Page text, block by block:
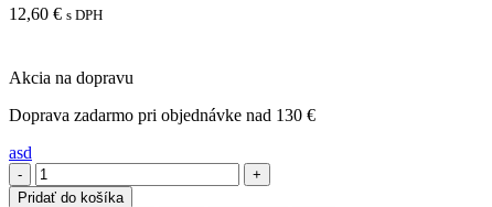
12,60 € s DPH
Akcia na dopravu
Doprava zadarmo pri objednávke nad 130 €
asd
-
+
Pridať do košíka